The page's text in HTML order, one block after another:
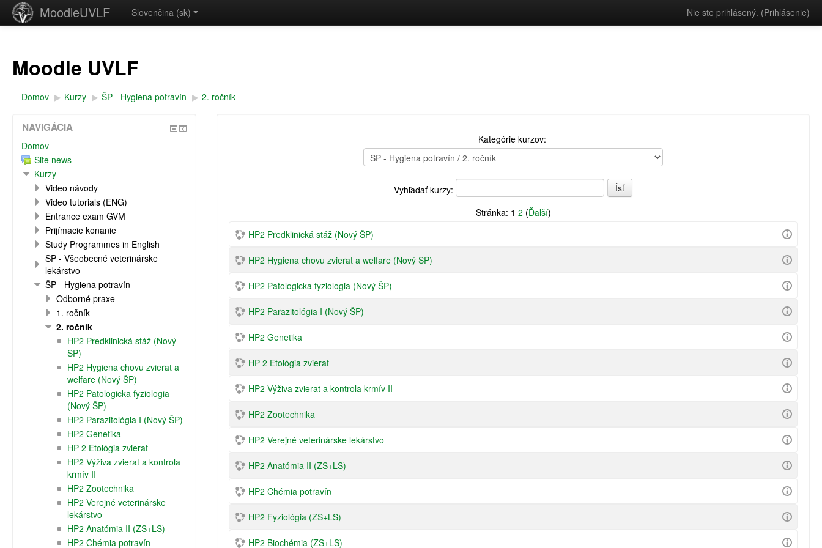
MoodleUVLF Nie ste prihlásený. (Prihlásenie)
Slovenčina ‎(sk)‎
Moodle UVLF
Domov ▶︎ Kurzy ▶︎ ŠP - Hygiena potravín ▶︎ 2. ročník
Kategórie kurzov:
Vyhľadať kurzy:
Stránka: 1 2 (Ďalší)
HP2 Predklinická stáž (Nový ŠP)
HP2 Hygiena chovu zvierat a welfare (Nový ŠP)
HP2 Patologicka fyziologia (Nový ŠP)
HP2 Parazitológia I (Nový ŠP)
HP2 Genetika
HP 2 Etológia zvierat
HP2 Výživa zvierat a kontrola krmív II
HP2 Zootechnika
HP2 Verejné veterinárske lekárstvo
HP2 Anatómia II (ZS+LS)
HP2 Chémia potravín
HP2 Fyziológia (ZS+LS)
HP2 Biochémia (ZS+LS)
NAVIGÁCIA
Domov
Site news
Kurzy
Video návody
Video tutorials (ENG)
Entrance exam GVM
Prijímacie konanie
Study Programmes in English
ŠP - Všeobecné veterinárske
lekárstvo
ŠP - Hygiena potravín
Odborné praxe
1. ročník
2. ročník
HP2 Predklinická stáž (Nový
ŠP)
HP2 Hygiena chovu zvierat a
welfare (Nový ŠP)
HP2 Patologicka fyziologia
(Nový ŠP)
HP2 Parazitológia I (Nový ŠP)
HP2 Genetika
HP 2 Etológia zvierat
HP2 Výživa zvierat a kontrola
krmív II
HP2 Zootechnika
HP2 Verejné veterinárske
lekárstvo
HP2 Anatómia II (ZS+LS)
HP2 Chémia potravín